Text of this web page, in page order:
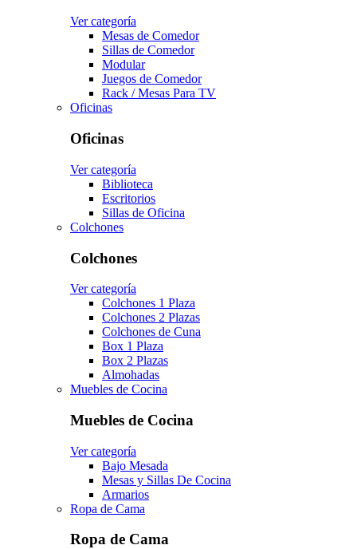
Ver categoría
Mesas de Comedor
Sillas de Comedor
Modular
Juegos de Comedor
Rack / Mesas Para TV
Oficinas
Oficinas
Ver categoría
Biblioteca
Escritorios
Sillas de Oficina
Colchones
Colchones
Ver categoría
Colchones 1 Plaza
Colchones 2 Plazas
Colchones de Cuna
Box 1 Plaza
Box 2 Plazas
Almohadas
Muebles de Cocina
Muebles de Cocina
Ver categoría
Bajo Mesada
Mesas y Sillas De Cocina
Armarios
Ropa de Cama
Ropa de Cama